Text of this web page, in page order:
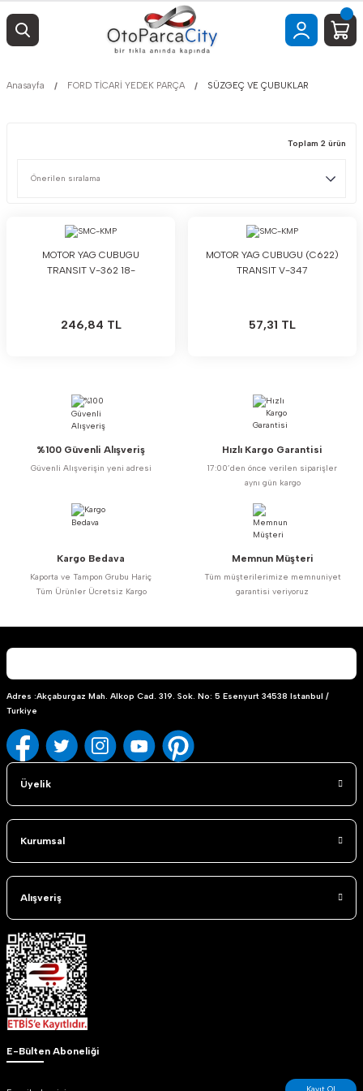
Anasayfa FORD TİCARİ YEDEK PARÇA SÜZGEÇ VE ÇUBUKLAR
Toplam 2 ürün
MOTOR YAG CUBUGU
TRANSIT V-362 18-
246,84 TL
MOTOR YAG CUBUGU (C622)
TRANSIT V-347
57,31 TL
%100 Güvenli Alışveriş
Güvenli Alışverişin yeni adresi
Hızlı Kargo Garantisi
17:00’den önce verilen siparişler
aynı gün kargo
Kargo Bedava
Kaporta ve Tampon Grubu Hariç
Tüm Ürünler Ücretsiz Kargo
Memnun Müşteri
Tüm müşterilerimize memnuniyet
garantisi veriyoruz
Adres :Akçaburgaz Mah. Alkop Cad. 319. Sok. No: 5 Esenyurt 34538 Istanbul /
Turkiye
Üyelik
Kurumsal
Alışveriş
E-Bülten Aboneliği